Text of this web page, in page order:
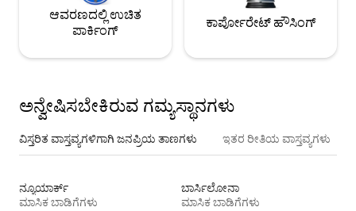
ಆವರಣದಲ್ಲಿ ಉಚಿತ
ಪಾರ್ಕಿಂಗ್
ಕಾರ್ಪೋರೇಟ್ ಹೌಸಿಂಗ್
ಅನ್ವೇಷಿಸಬೇಕಿರುವ ಗಮ್ಯಸ್ಥಾನಗಳು
ವಿಸ್ತರಿತ ವಾಸ್ತವ್ಯಗಳಿಗಾಗಿ ಜನಪ್ರಿಯ ತಾಣಗಳು ಇತರ ರೀತಿಯ ವಾಸ್ತವ್ಯಗಳು
ನ್ಯೂಯಾರ್ಕ್
ಮಾಸಿಕ ಬಾಡಿಗೆಗಳು
ಬಾರ್ಸಿಲೋನಾ
ಮಾಸಿಕ ಬಾಡಿಗೆಗಳು